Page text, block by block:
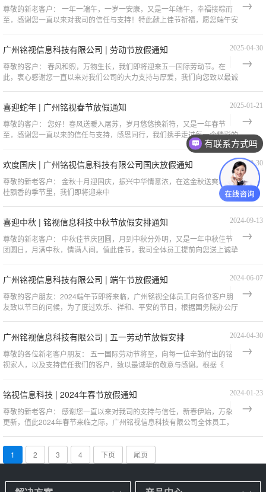
尊敬的新老客户： 一年一端午，一岁一安康，又是一年端午，幸福接粽而
至，感谢您一直以来对我司的信任与支持！特此献上佳节祈福，愿您端午安
广州铭视信息科技有限公司 | 劳动节放假通知 2025-04-30
尊敬的客户： 春风和煦，万物生长，我们即将迎来五一国际劳动节。在
此，衷心感谢您一直以来对我们公司的大力支持与厚爱，我们向您致以最诚
喜迎蛇年 | 广州铭视春节放假通知 2025-01-21
尊敬的客户： 您好！春风送暖入屠苏，岁月悠悠换新符，又是一年春节
至，感谢您一直以来的信任与支持，感恩同行，我们携手走过每一个精彩的
欢度国庆 | 广州铭视信息科技有限公司国庆放假通知 2024-09-30
尊敬的新老客户： 金秋十月迎国庆，振兴中华情意浓，在这金秋送爽、丹
桂飘香的季节里，我们即将迎来中
喜迎中秋 | 铭视信息科技中秋节放假安排通知 2024-09-13
尊敬的新老客户： 中秋佳节庆团圆，月到中秋分外明，又是一年中秋佳节
团圆日，月满中秋，情满人间。值此佳节，我司全体员工提前向您送上诚挚
广州铭视信息科技有限公司 | 端午节放假通知 2024-06-07
尊敬的客户朋友：2024端午节即将来临，广州铭视全体员工向各位客户朋
友致以节日的问候，为了度过欢乐、祥和、平安的节日，根据国务院办公厅
广州铭视信息科技有限公司 | 五一劳动节放假安排 2024-04-30
​ 尊敬的各位新老客户朋友： 五一国际劳动节将至，向每一位辛勤付出的铭
视家人，以及支持信任我们的客户，致以最诚挚的敬意与感谢。根据《
铭视信息科技 | 2024年春节放假通知 2024-01-23
尊敬的新老客户： 感谢您一直以来对我司的支持与信任，新春伊始，万象
更新，值此2024年春节来临之际，广州铭视信息科技有限公司全体员工，
1 2 3 4 下页 尾页
有联系方式吗